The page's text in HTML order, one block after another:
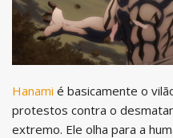
Hanami é basicamente o
protestos contra o
extremo. Ele olha para a